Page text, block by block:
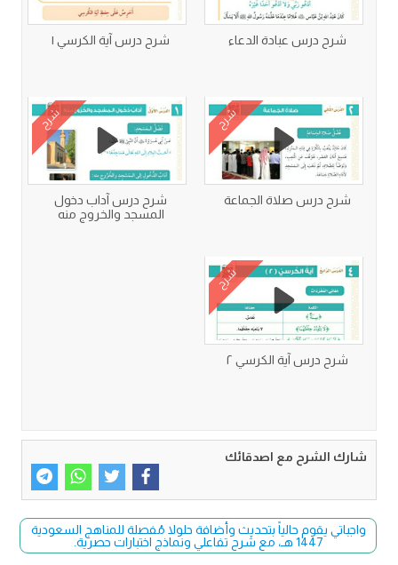
شرح درس عبادة الدعاء شرح درس آية الكرسي ١
شرح
شرح درس صلاة الجماعة
شرح
شرح درس آداب دخول
المسجد والخروج منه
شرح
شرح درس آية الكرسي ٢
شارك الشرح مع اصدقائك
واجباتي يقوم حالياً بتحديث وأضافة حلولا مُفصلة للمناهج السعودية
1447 هـ، مع شرح تفاعلي ونماذج اختبارات حصرية.